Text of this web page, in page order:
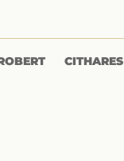
CITHARES